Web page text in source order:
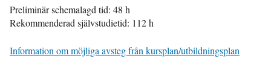
Preliminär schemalagd tid: 48 h
Rekommenderad självstudietid: 112 h
Information om möjliga avsteg från kursplan/utbildningsplan